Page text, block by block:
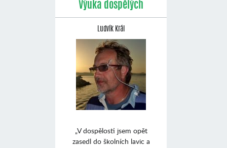
Výuka dospělých
Ludvík Král
„V dospělosti jsem opět
zasedl do školních lavic a